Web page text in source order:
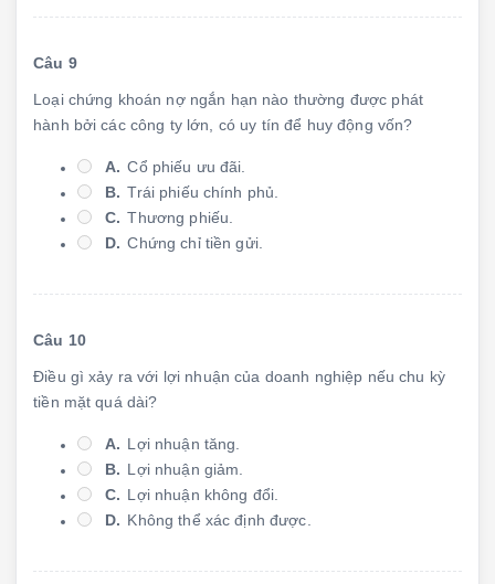
Câu 9
Loại chứng khoán nợ ngắn hạn nào thường được phát
hành bởi các công ty lớn, có uy tín để huy động vốn?
A. Cổ phiếu ưu đãi.
B. Trái phiếu chính phủ.
C. Thương phiếu.
D. Chứng chỉ tiền gửi.
Câu 10
Điều gì xảy ra với lợi nhuận của doanh nghiệp nếu chu kỳ
tiền mặt quá dài?
A. Lợi nhuận tăng.
B. Lợi nhuận giảm.
C. Lợi nhuận không đổi.
D. Không thể xác định được.